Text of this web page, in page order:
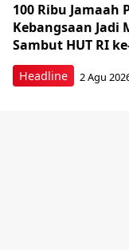
Headline
100 Ribu Jamaah
Kebangsaan Jadi
Sambut HUT RI
2 Agu